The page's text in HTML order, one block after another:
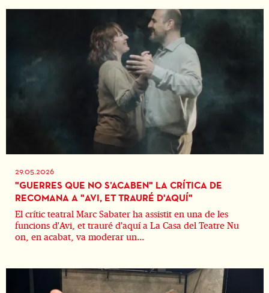
29.05.2026
"GUERRES QUE NO S’ACABEN" LA CRÍTICA DE
RECOMANA A "AVI, ET TRAURÉ D'AQUÍ"
El crític teatral Marc Sabater ha assistit en una de les
funcions d'Avi, et trauré d'aquí a La Casa del Teatre Nu
on, en acabat, va moderar un...